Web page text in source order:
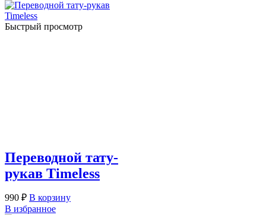
Быстрый просмотр
Переводной тату-
рукав Timeless
990 ₽ В корзину
В избранное